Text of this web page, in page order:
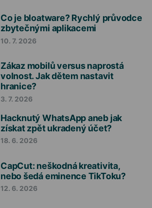
Co je bloatware? Rychlý průvodce
zbytečnými aplikacemi
10. 7. 2026
Zákaz mobilů versus naprostá
volnost. Jak dětem nastavit
hranice?
3. 7. 2026
Hacknutý WhatsApp aneb jak
získat zpět ukradený účet?
18. 6. 2026
CapCut: neškodná kreativita,
nebo šedá eminence TikToku?
12. 6. 2026